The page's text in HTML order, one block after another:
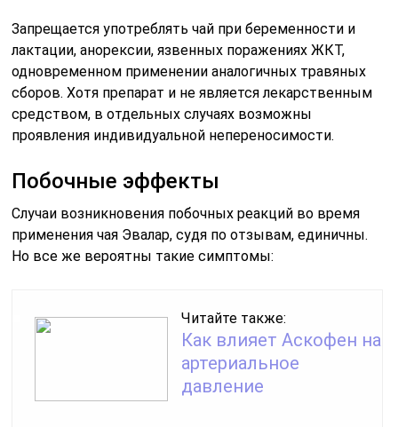
Запрещается употреблять чай при беременности и
лактации, анорексии, язвенных поражениях ЖКТ,
одновременном применении аналогичных травяных
сборов. Хотя препарат и не является лекарственным
средством, в отдельных случаях возможны
проявления индивидуальной непереносимости.
Побочные эффекты
Случаи возникновения побочных реакций во время
применения чая Эвалар, судя по отзывам, единичны.
Но все же вероятны такие симптомы:
Читайте также:
Как влияет Аскофен на
артериальное
давление